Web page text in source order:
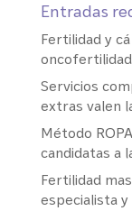
Entradas
Fertilidad y
Servicios
extras valen
Método
candidatas a
Fertilidad
especialista